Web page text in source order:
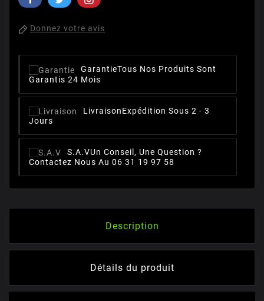
Donnez votre avis
GarantieTous Nos Produits Sont
Garantis 24 Mois
LivraisonExpédition Sous 2 - 3
Jours
S.A.VUn Conseil, Une Question ?
Contactez Nous Au 06 31 19 97 58
Description
Détails du produit